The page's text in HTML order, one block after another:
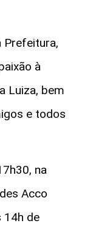
Prefeitura,
à
Luiza, bem
e todos
na
Acco
14h de